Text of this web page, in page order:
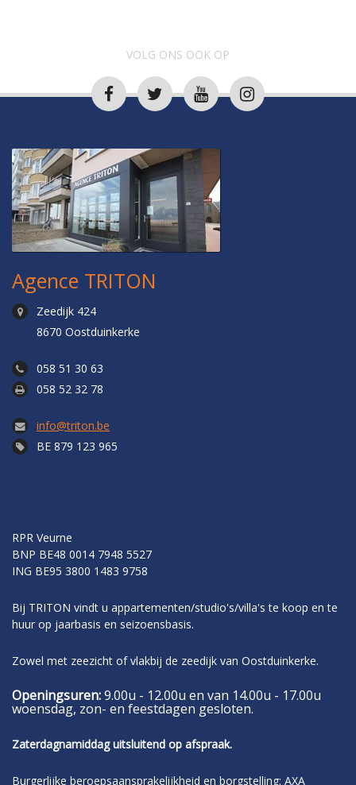
VOLG ONS OOK OP
Agence TRITON
Zeedijk 424
8670 Oostduinkerke
058 51 30 63
058 52 32 78
info@triton.be
BE 879 123 965
RPR Veurne
BNP BE48 0014 7948 5527
ING BE95 3800 1483 9758
Bij TRITON vindt u appartementen/studio's/villa's te koop en te
huur op jaarbasis en seizoensbasis.
Zowel met zeezicht of vlakbij de zeedijk van Oostduinkerke.
Openingsuren:9.00u - 12.00u en van 14.00u - 17.00u
woensdag, zon- en feestdagen gesloten.
Zaterdagnamiddag uitsluitend op afspraak.
Burgerlijke beroepsaansprakelijkheid en borgstelling: AXA